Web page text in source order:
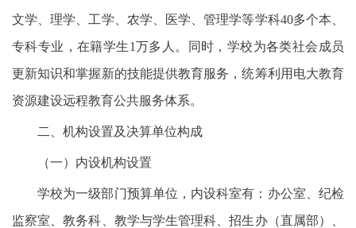
文学、理学、工学、农学、医学、管理学等学科40多个本、
专科专业，在籍学生1万多人。同时，学校为各类社会成员
更新知识和掌握新的技能提供教育服务，统筹利用电大教育
资源建设远程教育公共服务体系。
二、机构设置及决算单位构成
（一）内设机构设置
学校为一级部门预算单位，内设科室有：办公室、纪检
监察室、教务科、教学与学生管理科、招生办（直属部）、